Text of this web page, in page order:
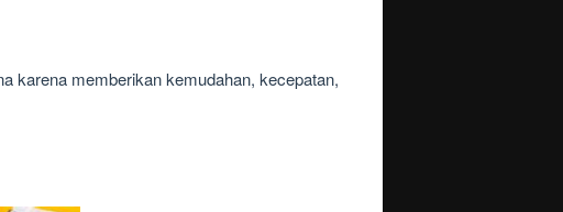
karena memberikan kemudahan, kecepatan,